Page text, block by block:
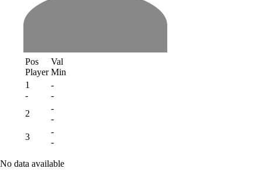
Pos
Player
Val
Min
1
-
-
-
2
-
-
3
-
-
No data available